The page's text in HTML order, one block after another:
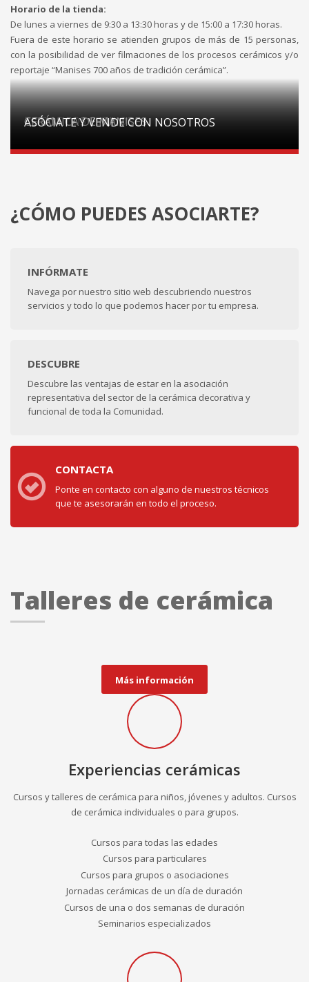
Horario de la tienda:
De lunes a viernes de 9:30 a 13:30 horas y de 15:00 a 17:30 horas.
Fuera de este horario se atienden grupos de más de 15 personas,
con la posibilidad de ver filmaciones de los procesos cerámicos y/o
reportaje “Manises 700 años de tradición cerámica”.
TODOS LOS ESTILOS
CERÁMICA DE MANISES
ASÓCIATE Y VENDE CON NOSOTROS
¿CÓMO PUEDES ASOCIARTE?
INFÓRMATE
Navega por nuestro sitio web descubriendo nuestros
servicios y todo lo que podemos hacer por tu empresa.
DESCUBRE
Descubre las ventajas de estar en la asociación
representativa del sector de la cerámica decorativa y
funcional de toda la Comunidad.
CONTACTA
Ponte en contacto con alguno de nuestros técnicos
que te asesorarán en todo el proceso.
Talleres de cerámica
Más información
Experiencias cerámicas
Cursos y talleres de cerámica para niños, jóvenes y adultos. Cursos
de cerámica individuales o para grupos.
Cursos para todas las edades
Cursos para particulares
Cursos para grupos o asociaciones
Jornadas cerámicas de un día de duración
Cursos de una o dos semanas de duración
Seminarios especializados